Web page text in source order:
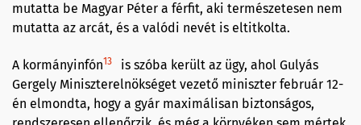
mutatta be Magyar Péter a férfit, aki természetesen nem
mutatta az arcát, és a valódi nevét is eltitkolta.
A kormányinfón13
is szóba került az ügy, ahol Gulyás
Gergely Miniszterelnökséget vezető miniszter február 12-
én elmondta, hogy a gyár maximálisan biztonságos,